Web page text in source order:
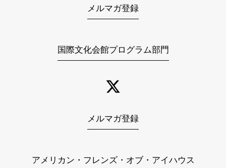
メルマガ登録
国際文化会館プログラム部門
メルマガ登録
アメリカン・フレンズ・オブ・アイハウス